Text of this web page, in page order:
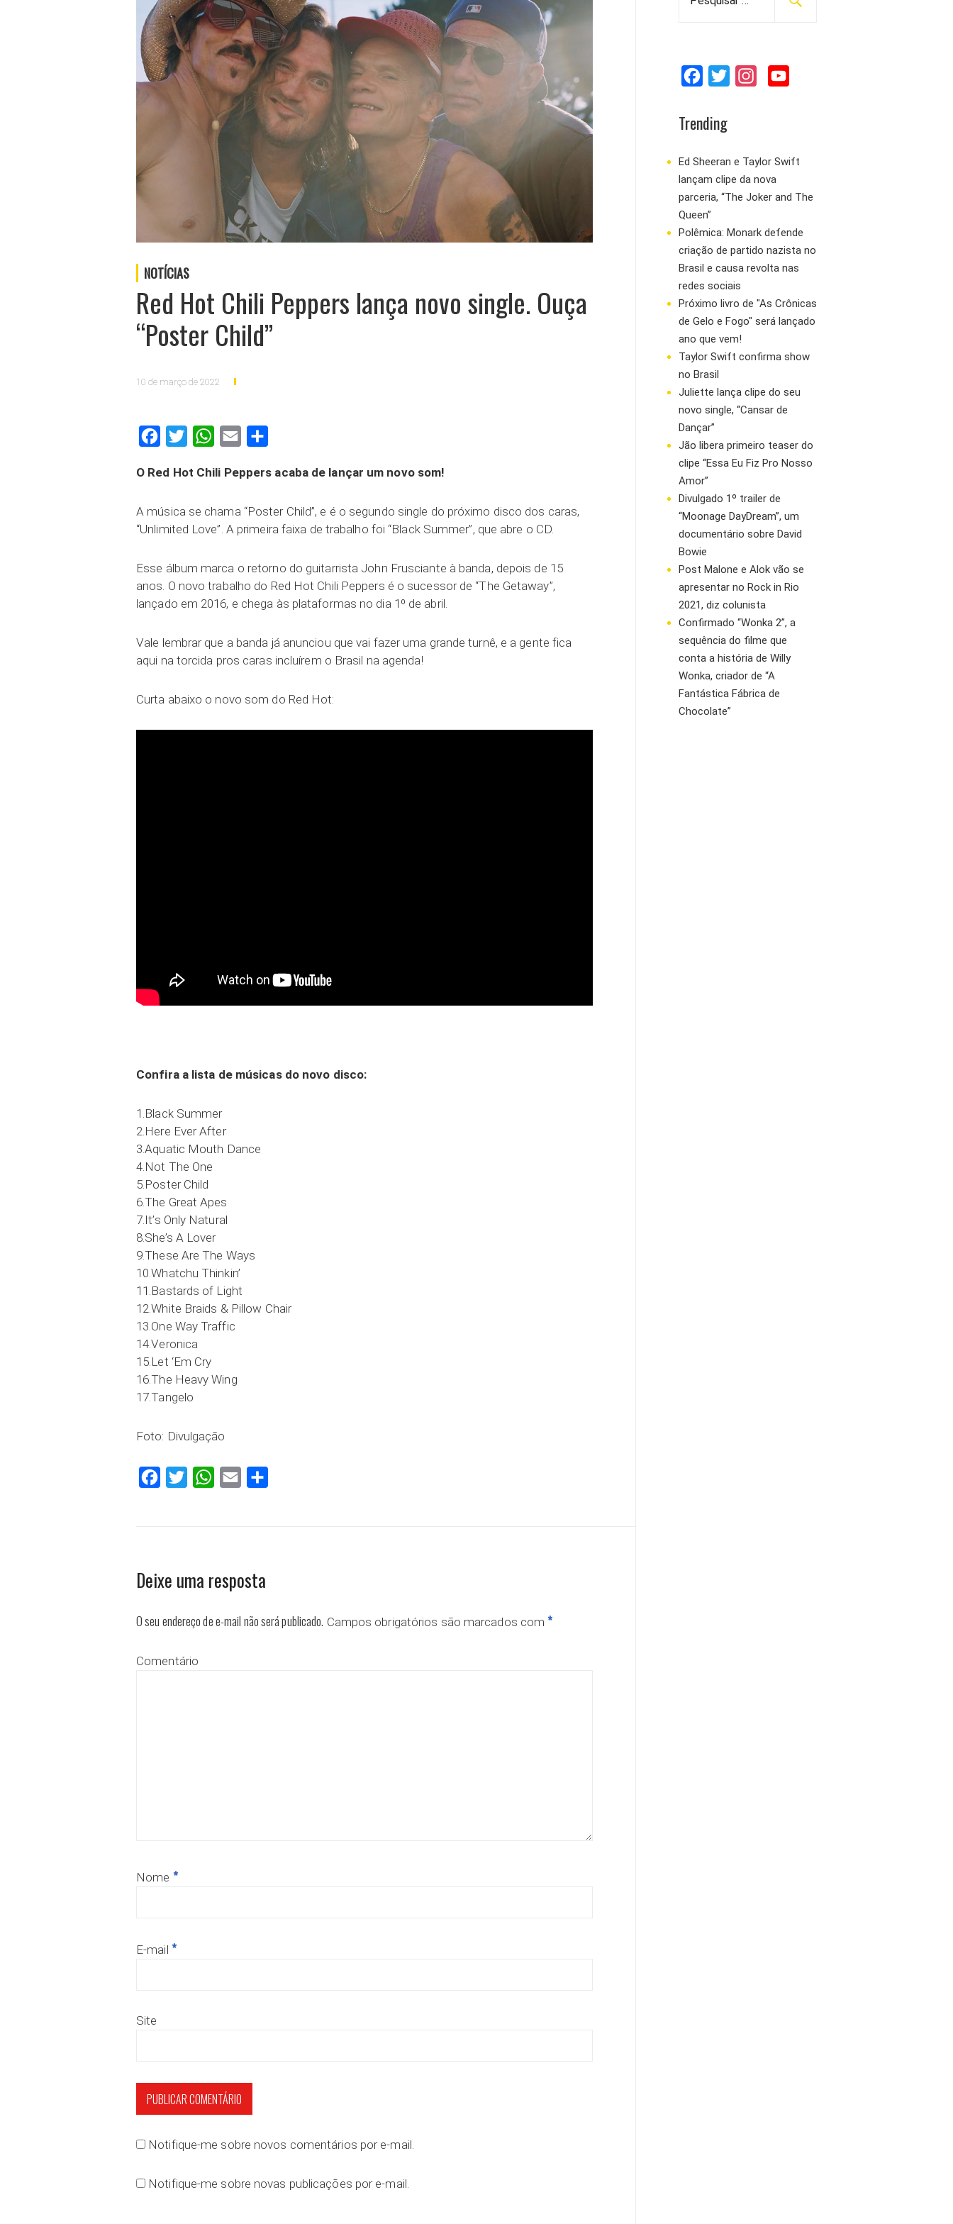
NOTÍCIAS
Red Hot Chili Peppers lança novo single. Ouça
“Poster Child”
10 de março de 2022
FacebookTwitter WhatsAppEmail
O Red Hot Chili Peppers acaba de lançar um novo som!
A música se chama “Poster Child”, e é o segundo single do próximo disco dos caras,
“Unlimited Love”. A primeira faixa de trabalho foi “Black Summer”, que abre o CD.
Esse álbum marca o retorno do guitarrista John Frusciante à banda, depois de 15
anos. O novo trabalho do Red Hot Chili Peppers é o sucessor de “The Getaway”,
lançado em 2016, e chega às plataformas no dia 1º de abril.
Vale lembrar que a banda já anunciou que vai fazer uma grande turnê, e a gente fica
aqui na torcida pros caras incluírem o Brasil na agenda!
Curta abaixo o novo som do Red Hot:
Confira a lista de músicas do novo disco:
1.Black Summer
2.Here Ever After
3.Aquatic Mouth Dance
4.Not The One
5.Poster Child
6.The Great Apes
7.It’s Only Natural
8.She’s A Lover
9.These Are The Ways
10.Whatchu Thinkin’
11.Bastards of Light
12.White Braids & Pillow Chair
13.One Way Traffic
14.Veronica
15.Let ‘Em Cry
16.The Heavy Wing
17.Tangelo
Foto: Divulgação
FacebookTwitter WhatsAppEmail
Deixe uma resposta
O seu endereço de e-mail não será publicado. Campos obrigatórios são marcados com *
Comentário
Nome *
E-mail *
Site
Notifique-me sobre novos comentários por e-mail.
Notifique-me sobre novas publicações por e-mail.
r
o
r
:
c
b
o
o
t
e
r
a
g
r
a
m
u
e
Trending
Ed Sheeran e Taylor Swift
lançam clipe da nova
parceria, “The Joker and The
Queen”
Polêmica: Monark defende
criação de partido nazista no
Brasil e causa revolta nas
redes sociais
Próximo livro de "As Crônicas
de Gelo e Fogo" será lançado
ano que vem!
Taylor Swift confirma show
no Brasil
Juliette lança clipe do seu
novo single, “Cansar de
Dançar”
Jão libera primeiro teaser do
clipe “Essa Eu Fiz Pro Nosso
Amor”
Divulgado 1º trailer de
“Moonage DayDream”, um
documentário sobre David
Bowie
Post Malone e Alok vão se
apresentar no Rock in Rio
2021, diz colunista
Confirmado “Wonka 2”, a
sequência do filme que
conta a história de Willy
Wonka, criador de “A
Fantástica Fábrica de
Chocolate”